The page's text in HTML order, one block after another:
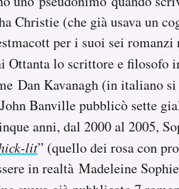
Christie (che già usava un
per i suoi sei
Ottanta lo scrittore e filosofo
Dan Kavanagh (in italiano
Banville pubblicò sette
anni, dal 2000 al 2005,
lit” (quello dei rosa con
in realtà Madeleine